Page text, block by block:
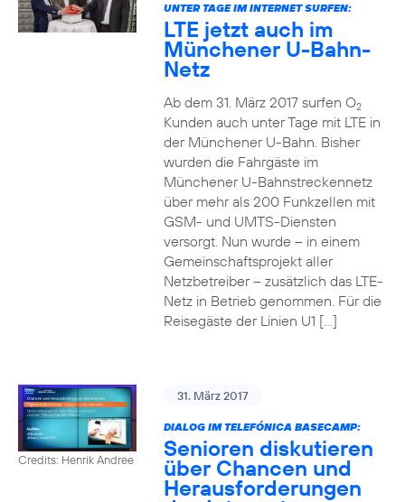
UNTER TAGE IM INTERNET SURFEN:
LTE jetzt auch im
Münchener U-Bahn-
Netz
Ab dem 31. März 2017 surfen O2
Kunden auch unter Tage mit LTE in
der Münchener U-Bahn. Bisher
wurden die Fahrgäste im
Münchener U-Bahnstreckennetz
über mehr als 200 Funkzellen mit
GSM- und UMTS-Diensten
versorgt. Nun wurde – in einem
Gemeinschaftsprojekt aller
Netzbetreiber – zusätzlich das LTE-
Netz in Betrieb genommen. Für die
Reisegäste der Linien U1 […]
Credits: Henrik Andree
31. März 2017
DIALOG IM TELEFÓNICA BASECAMP:
Senioren diskutieren
über Chancen und
Herausforderungen